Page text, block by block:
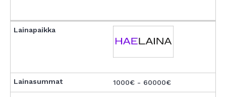
1000€ - 60000€